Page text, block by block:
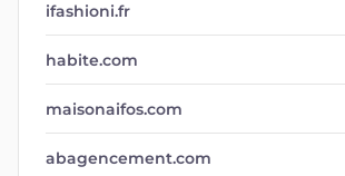
ifashioni.fr
habite.com
maisonaifos.com
abagencement.com